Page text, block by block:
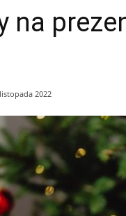
na
2022